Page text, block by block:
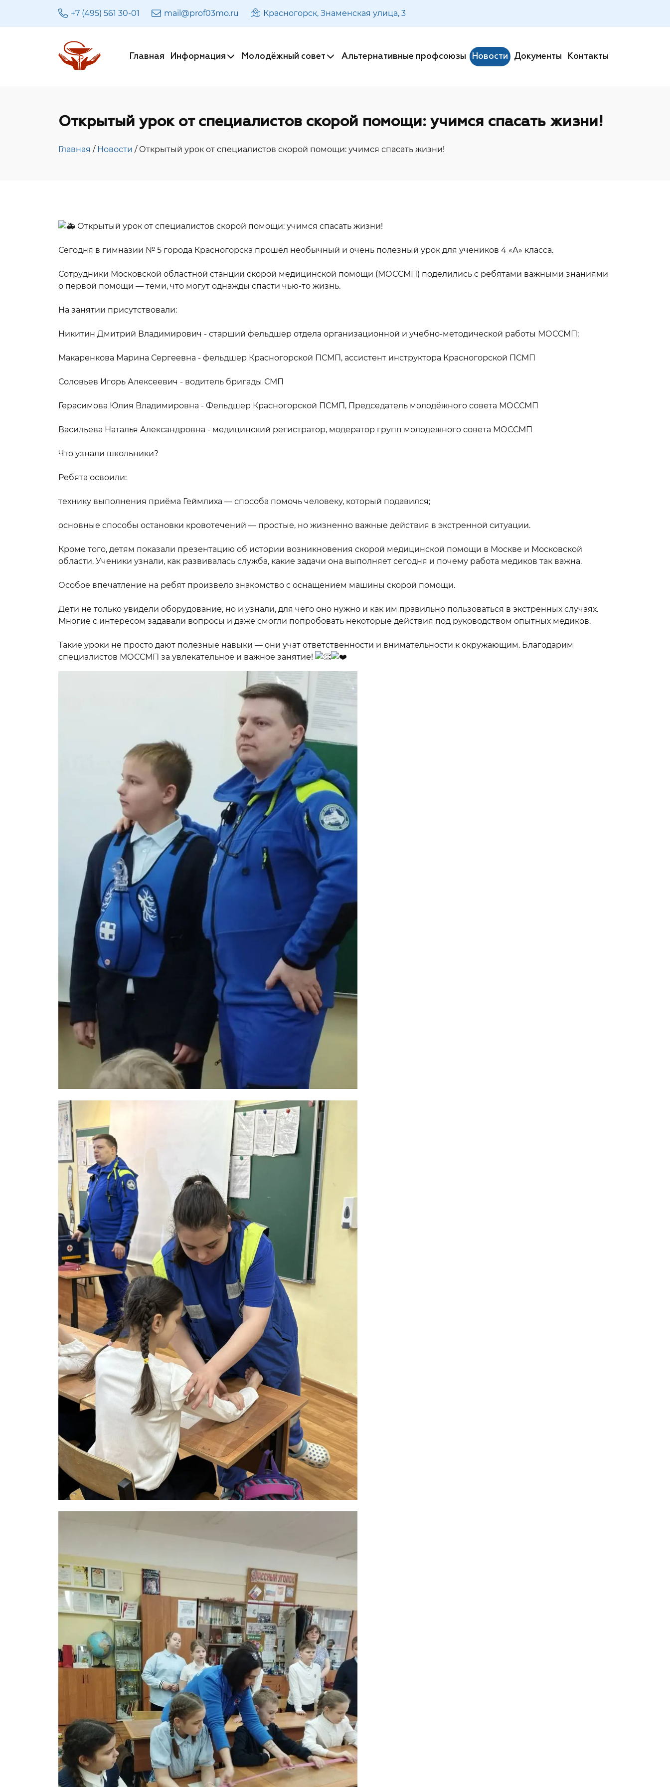
+7 (495) 561 30-01 mail@prof03mo.ru Красногорск, Знаменская улица, 3
Главная Информация x Молодёжный совет x Альтернативные профсоюзы Новости Документы Контакты
Открытый урок от специалистов скорой помощи: учимся спасать жизни!
Главная / Новости / Открытый урок от специалистов скорой помощи: учимся спасать жизни!
Открытый урок от специалистов скорой помощи: учимся спасать жизни!
Сегодня в гимназии № 5 города Красногорска прошёл необычный и очень полезный урок для учеников 4 «А» класса.
Сотрудники Московской областной станции скорой медицинской помощи (МОССМП) поделились с ребятами важными знаниями
о первой помощи — теми, что могут однажды спасти чью‑то жизнь.
На занятии присутствовали:
Никитин Дмитрий Владимирович - старший фельдшер отдела организационной и учебно‑методической работы МОССМП;
Макаренкова Марина Сергеевна - фельдшер Красногорской ПСМП, ассистент инструктора Красногорской ПСМП
Соловьев Игорь Алексеевич - водитель бригады СМП
Герасимова Юлия Владимировна - Фельдшер Красногорской ПСМП, Председатель молодёжного совета МОССМП
Васильева Наталья Александровна - медицинский регистратор, модератор групп молодежного совета МОССМП
Что узнали школьники?
Ребята освоили:
технику выполнения приёма Геймлиха — способа помочь человеку, который подавился;
основные способы остановки кровотечений — простые, но жизненно важные действия в экстренной ситуации.
Кроме того, детям показали презентацию об истории возникновения скорой медицинской помощи в Москве и Московской
области. Ученики узнали, как развивалась служба, какие задачи она выполняет сегодня и почему работа медиков так важна.
Особое впечатление на ребят произвело знакомство с оснащением машины скорой помощи.
Дети не только увидели оборудование, но и узнали, для чего оно нужно и как им правильно пользоваться в экстренных случаях.
Многие с интересом задавали вопросы и даже смогли попробовать некоторые действия под руководством опытных медиков.
Такие уроки не просто дают полезные навыки — они учат ответственности и внимательности к окружающим. Благодарим
специалистов МОССМП за увлекательное и важное занятие!